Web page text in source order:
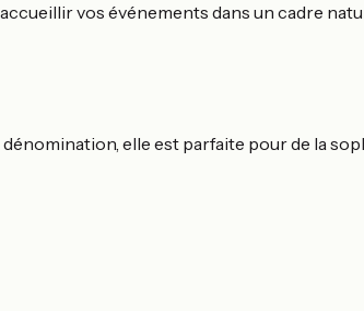
vos événements dans un cadre
elle est parfaite pour de la